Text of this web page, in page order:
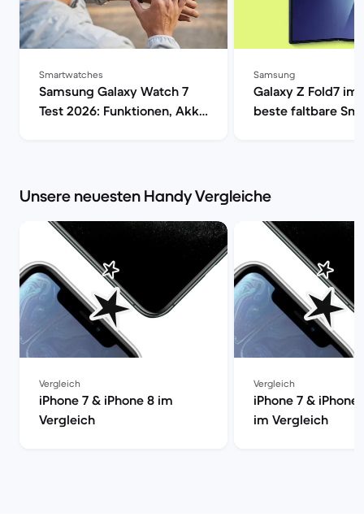
Smartwatches
Samsung Galaxy Watch 7
Test 2026: Funktionen, Akku
Samsung
Galaxy Z Fold7 im
beste faltbare
Unsere neuesten Handy Vergleiche
Vergleich
iPhone 7 & iPhone 8 im
Vergleich
Vergleich
iPhone 7 & iPhone
im Vergleich